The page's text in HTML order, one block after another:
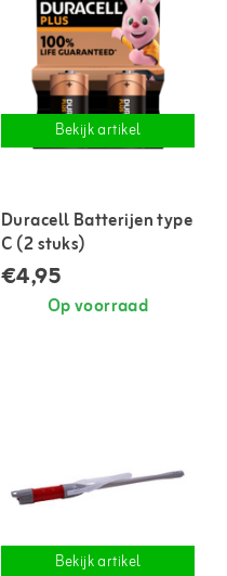
Bekijk artikel
Duracell Batterijen type
C (2 stuks)
€4,95
Op voorraad
Bekijk artikel